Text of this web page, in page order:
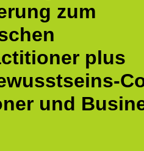
zum
plus
und